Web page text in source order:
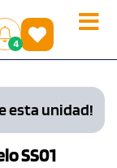
Toggle
4
()
esta unidad!
SS01